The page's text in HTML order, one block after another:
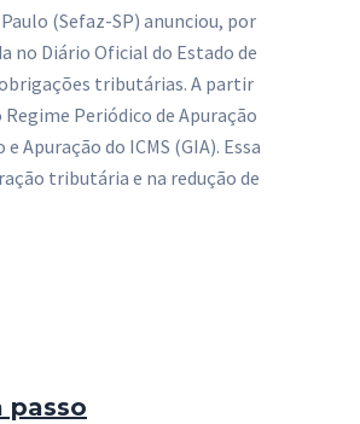
(Sefaz-SP) anunciou, por
no Diário Oficial do Estado de
tributárias. A partir
Periódico de Apuração
Apuração do ICMS (GIA). Essa
tributária e na redução de
passo